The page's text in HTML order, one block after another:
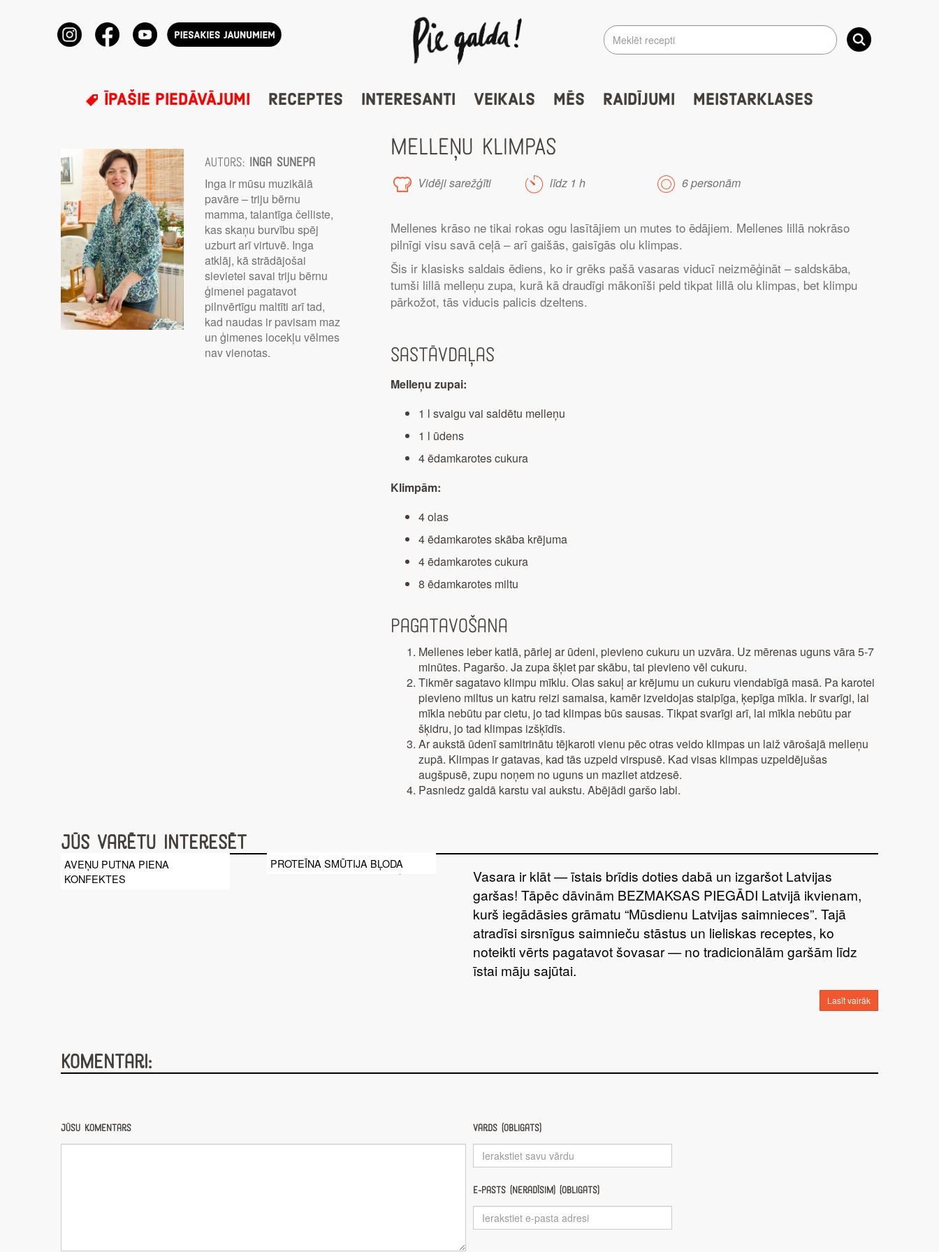
ĪPAŠIE PIEDĀVĀJUMI RECEPTES INTERESANTI VEIKALS MĒS RAIDĪJUMI MEISTARKLASES
Autors: Inga Sunepa
Inga ir mūsu muzikālā
pavāre – triju bērnu
mamma, talantīga čelliste,
kas skaņu burvību spēj
uzburt arī virtuvē. Inga
atklāj, kā strādājošai
sievietei savai triju bērnu
ģimenei pagatavot
pilnvērtīgu maltīti arī tad,
kad naudas ir pavisam maz
un ģimenes locekļu vēlmes
nav vienotas.
MELLEŅU KLIMPAS
Vidēji sarežģīti līdz 1 h 6 personām
Mellenes krāso ne tikai rokas ogu lasītājiem un mutes to ēdājiem. Mellenes lillā nokrāso
pilnīgi visu savā ceļā – arī gaišās, gaisīgās olu klimpas.
Šis ir klasisks saldais ēdiens, ko ir grēks pašā vasaras viducī neizmēģināt – saldskāba,
tumši lillā melleņu zupa, kurā kā draudīgi mākonīši peld tikpat lillā olu klimpas, bet klimpu
pārkožot, tās viducis palicis dzeltens.
Sastāvdaļas
Melleņu zupai:
1 l svaigu vai saldētu melleņu
1 l ūdens
4 ēdamkarotes cukura
Klimpām:
4 olas
4 ēdamkarotes skāba krējuma
4 ēdamkarotes cukura
8 ēdamkarotes miltu
Pagatavošana
Mellenes ieber katlā, pārlej ar ūdeni, pievieno cukuru un uzvāra. Uz mērenas uguns vāra 5-7
minūtes. Pagaršo. Ja zupa šķiet par skābu, tai pievieno vēl cukuru.
Tikmēr sagatavo klimpu mīklu. Olas sakuļ ar krējumu un cukuru viendabīgā masā. Pa karotei
pievieno miltus un katru reizi samaisa, kamēr izveidojas staipīga, ķepīga mīkla. Ir svarīgi, lai
mīkla nebūtu par cietu, jo tad klimpas būs sausas. Tikpat svarīgi arī, lai mīkla nebūtu par
šķidru, jo tad klimpas izšķīdīs.
Ar aukstā ūdenī samitrinātu tējkaroti vienu pēc otras veido klimpas un laiž vārošajā melleņu
zupā. Klimpas ir gatavas, kad tās uzpeld virspusē. Kad visas klimpas uzpeldējušas
augšpusē, zupu noņem no uguns un mazliet atdzesē.
Pasniedz galdā karstu vai aukstu. Abējādi garšo labi.
Jūs varētu interesēt
AVEŅU PUTNA PIENA
KONFEKTES
PROTEĪNA SMŪTIJA BĻODA
Vasara ir klāt — īstais brīdis doties dabā un izgaršot Latvijas
garšas! Tāpēc dāvinām BEZMAKSAS PIEGĀDI Latvijā ikvienam,
kurš iegādāsies grāmatu “Mūsdienu Latvijas saimnieces”. Tajā
atradīsi sirsnīgus saimnieču stāstus un lieliskas receptes, ko
noteikti vērts pagatavot šovasar — no tradicionālām garšām līdz
īstai māju sajūtai.
Lasīt vairāk
Komentāri:
Jūsu komentārs Vārds (obligāts)
E-pasts (nerādīsim) (obligāts)